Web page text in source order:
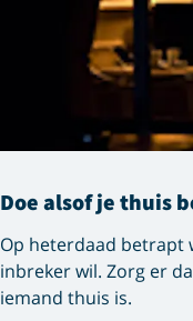
Doe alsof je thuis
Op heterdaad betrapt
inbreker wil. Zorg er
iemand thuis is.